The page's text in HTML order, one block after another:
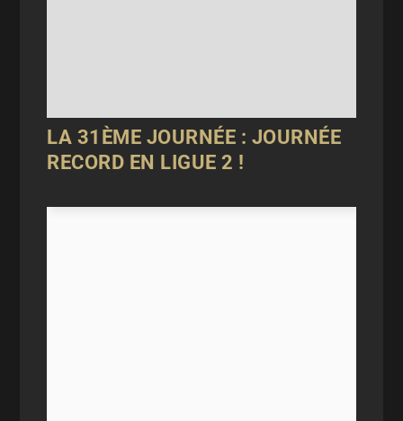
LA 31ÈME JOURNÉE : JOURNÉE
RECORD EN LIGUE 2 !